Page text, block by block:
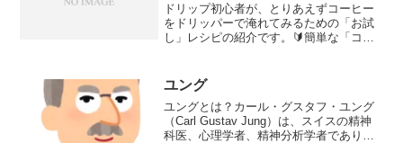
ドリップ初心者が、とりあえずコーヒー
をドリッパーで淹れてみるための「お試
し」レシピの紹介です。🔰簡単な「コー
ーヒーを淹れてみましょう！用意するも
の1杯分の分量です。レギ...
ユング
ユングとは？カール・グスタフ・ユング
（Carl Gustav Jung）は、スイスの精神
科医、心理学者、精神分析学者であり、